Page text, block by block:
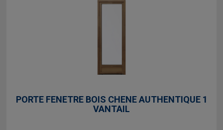
PORTE FENETRE BOIS CHENE AUTHENTIQUE 1
VANTAIL